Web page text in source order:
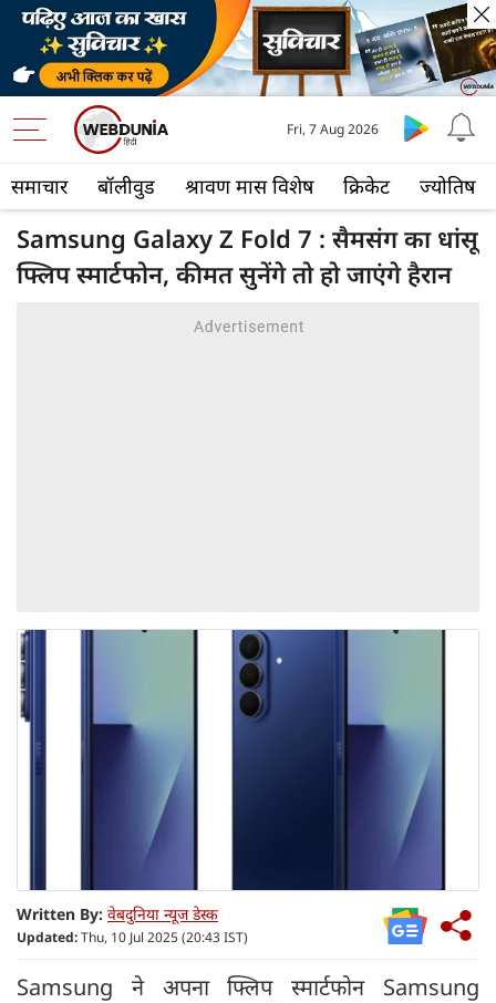
समाचार बॉलीवुड श्रावण मास विशेष क्रिकेट ज्योतिष
Fri, 7 Aug 2026
Samsung Galaxy Z Fold 7 : सैमसंग का धांसू
फ्लिप स्मार्टफोन, कीमत सुनेंगे तो हो जाएंगे हैरान
Written By: वेबदुनिया न्यूज डेस्क
Updated:Thu, 10 Jul 2025 (20:43 IST)
Samsung ने अपना फ्लिप स्मार्टफोन Samsung